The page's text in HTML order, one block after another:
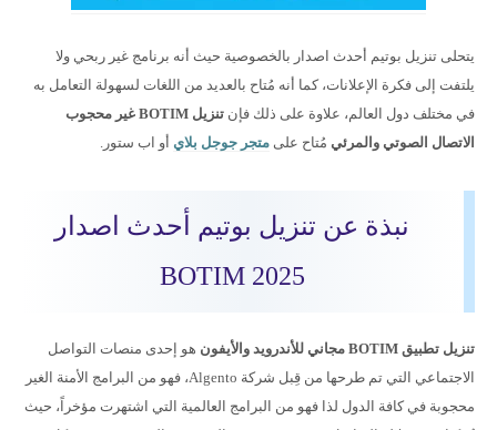
يتحلى تنزيل بوتيم أحدث اصدار بالخصوصية حيث أنه برنامج غير ربحي ولا
يلتفت إلى فكرة الإعلانات، كما أنه مُتاح بالعديد من اللغات لسهولة التعامل به
في مختلف دول العالم، علاوة على ذلك فإن
تنزيل BOTIM غير محجوب
الاتصال الصوتي والمرئي مُتاح على متجر جوجل بلاي أو اب ستور.
نبذة عن تنزيل بوتيم أحدث اصدار
BOTIM 2025
تنزيل تطبيق BOTIM مجاني للأندرويد والأيفون
هو إحدى منصات التواصل
الاجتماعي التي تم طرحها من قِبل شركة Algento، فهو من البرامج الأمنة الغير
محجوبة في كافة الدول لذا فهو من البرامج العالمية التي اشتهرت مؤخراً، حيث